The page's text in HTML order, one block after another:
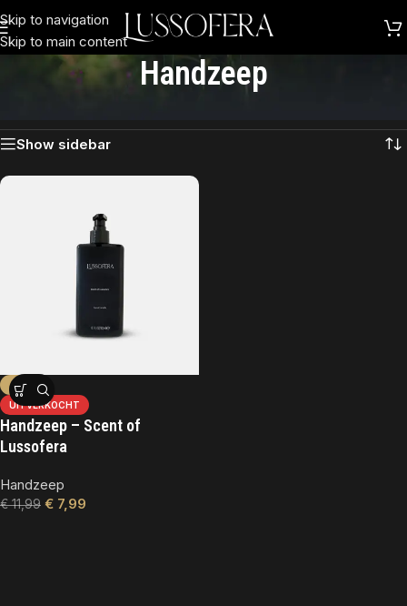
Skip to navigation
Skip to main content
Handzeep
Show sidebar
-33%
UITVERKOCHT
Handzeep – Scent of
Lussofera
Handzeep
€11,99 € 7,99